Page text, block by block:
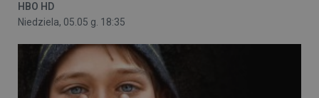
HBO HD
Niedziela, 05.05 g. 18:35